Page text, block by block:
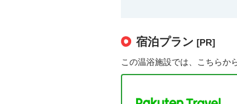
宿泊プラン [PR]
この温浴施設では、こちらか